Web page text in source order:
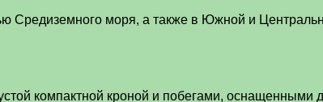
Средиземного моря, а также в Южной и
компактной кроной и побегами,